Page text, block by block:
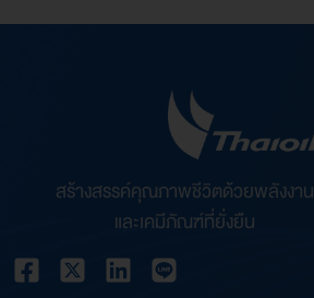
สร้างสรรค์คุณภาพชีวิตด้วยพลังงาน
และเคมีภัณฑ์ที่ยั่งยืน